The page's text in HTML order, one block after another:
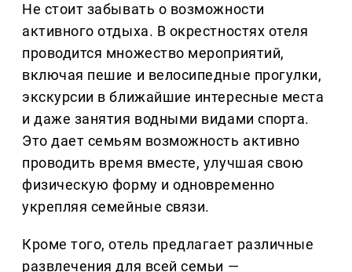
Не стоит забывать о возможности
активного отдыха. В окрестностях отеля
проводится множество мероприятий,
включая пешие и велосипедные прогулки,
экскурсии в ближайшие интересные места
и даже занятия водными видами спорта.
Это дает семьям возможность активно
проводить время вместе, улучшая свою
физическую форму и одновременно
укрепляя семейные связи.
Кроме того, отель предлагает различные
развлечения для всей семьи —